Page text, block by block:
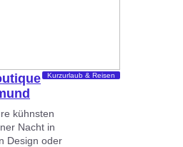
Kurzurlaub & Reisen
kühnsten
Nacht in
Design oder